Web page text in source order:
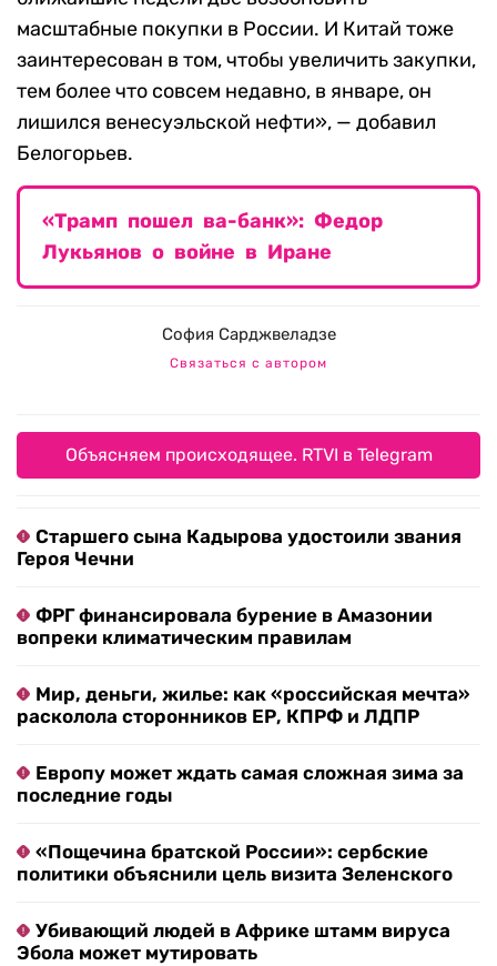
масштабные покупки в России. И Китай тоже
заинтересован в том, чтобы увеличить закупки,
тем более что совсем недавно, в январе, он
лишился венесуэльской нефти», — добавил
Белогорьев.
«Трамп пошел ва-банк»: Федор
Лукьянов о войне в Иране
София Сарджвеладзе
Связаться с автором
Объясняем происходящее. RTVI в Telegram
Старшего сына Кадырова удостоили звания
Героя Чечни
ФРГ финансировала бурение в Амазонии
вопреки климатическим правилам
Мир, деньги, жилье: как «российская мечта»
расколола сторонников ЕР, КПРФ и ЛДПР
Европу может ждать самая сложная зима за
последние годы
«Пощечина братской России»: сербские
политики объяснили цель визита Зеленского
Убивающий людей в Африке штамм вируса
Эбола может мутировать